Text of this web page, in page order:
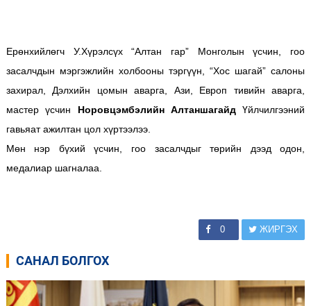
Ерөнхийлөгч У.Хүрэлсүх “Алтан гар” Монголын үсчин, гоо
засалчдын мэргэжлийн холбооны тэргүүн, “Хос шагай” салоны
захирал, Дэлхийн цомын аварга, Ази, Европ тивийн аварга,
мастер үсчин Норовцэмбэлийн АлтаншагайдҮйлчилгээний
гавьяат ажилтан цол хүртээлээ.
Мөн нэр бүхий үсчин, гоо засалчдыг төрийн дээд одон,
медалиар шагналаа.
0 ЖИРГЭХ
САНАЛ БОЛГОХ